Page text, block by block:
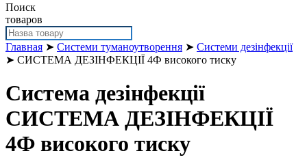
Поиск
товаров
Главная ➤ Системи туманоутворення ➤ Системи дезінфекції
➤ СИСТЕМА ДЕЗІНФЕКЦІЇ 4Ф високого тиску
Система дезінфекції
СИСТЕМА ДЕЗІНФЕКЦІЇ
4Ф високого тиску